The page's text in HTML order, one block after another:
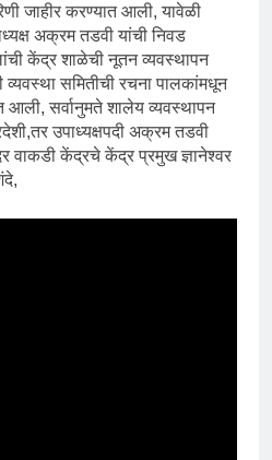
जाहीर करण्यात आली, यावेळी
अक्रम तडवी यांची निवड
केंद्र शाळेची नूतन व्यवस्थापन
समितीची रचना पालकांमधून
आली, सर्वानुमते शालेय व्यवस्थापन
उपाध्यक्षपदी अक्रम तडवी
वाकडी केंद्रचे केंद्र प्रमुख ज्ञानेश्वर